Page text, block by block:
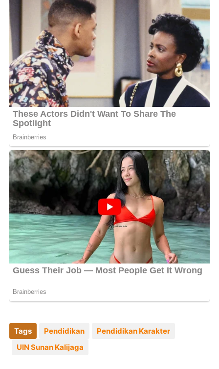
Tags Pendidikan
Pendidikan Karakter
UIN Sunan Kalijaga